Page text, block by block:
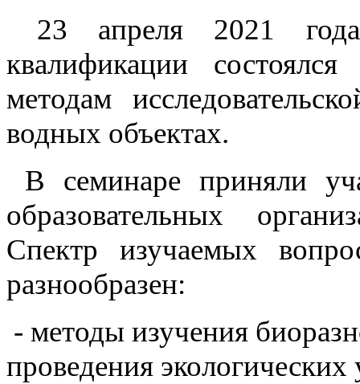
23 апреля 2021
квалификации
методам
водных объектах.
В семинаре приняли
образовательных
Спектр изучаемых
разнообразен:
- методы изучения
проведения